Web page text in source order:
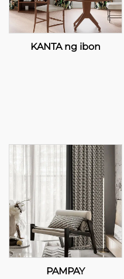
KANTA ng ibon
PAMPAY